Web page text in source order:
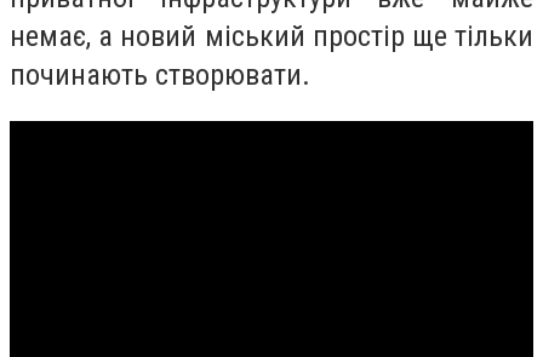
немає, а новий міський простір ще тільки
починають створювати.